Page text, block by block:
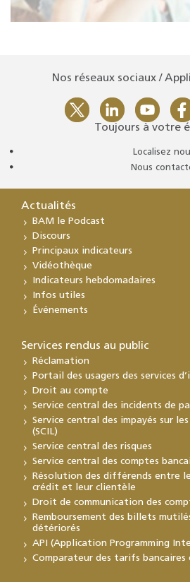
Nos réseaux sociaux /
Toujours à votre
Localisez
Nous
Actualités
BAM le Podcast
Discours
Principaux indicateurs
Vidéothèque
Indicateurs hebdomadaires
Infos utiles
Événements
Services rendus au public
Réclamation
Portail des usagers des services
Droit au compte
Service central des incidents de
Service central des impayés sur
(SCIL)
Service central des risques
Service central des comptes
Résolution des différends entre
crédit et leur clientèle
Droit de communication des
Remboursement des billets
détériorés
API (Application Programming
Comparateur des tarifs